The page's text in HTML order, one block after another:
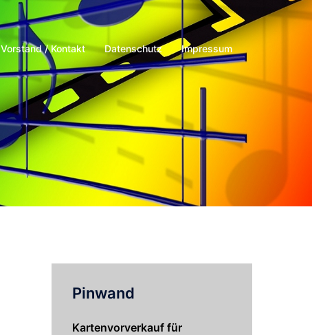
Vorstand / Kontakt Datenschutz Impressum
Pinwand
Kartenvorverkauf für